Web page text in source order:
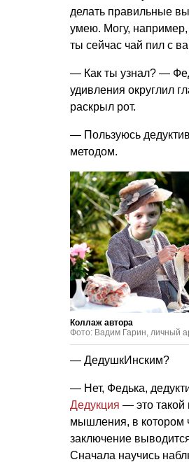
делать правильные
умею. Могу, например,
ты сейчас чай пил с
— Как ты узнал? —
удивления округлил
раскрыл рот.
— Пользуюсь
методом.
Коллаж автора
Фото: Вадим Гарин, личный
— ДедушкИнским?
— Нет, Федька,
Дедукция — это такой
мышления, в котором
заключение
Сначала научись